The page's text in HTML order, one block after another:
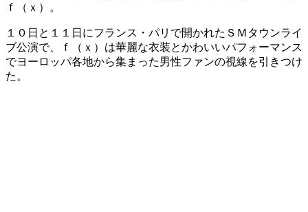
ｆ（ｘ）。
１０日と１１日にフランス・パリで開かれたＳＭタウンライ
ブ公演で、ｆ（ｘ）は華麗な衣装とかわいいパフォーマンス
でヨーロッパ各地から集まった男性ファンの視線を引きつけ
た。